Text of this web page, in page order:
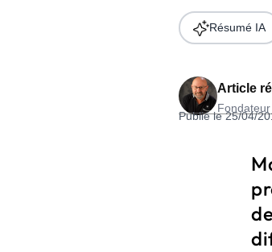
Formation SEO &
244.30€ HT au lieu de 349€ pendant 1 mois !
Article
Publié le 25/04/
Résumé IA